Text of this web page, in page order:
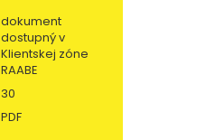
dokument
dostupný v
Klientskej zóne
RAABE
30
PDF